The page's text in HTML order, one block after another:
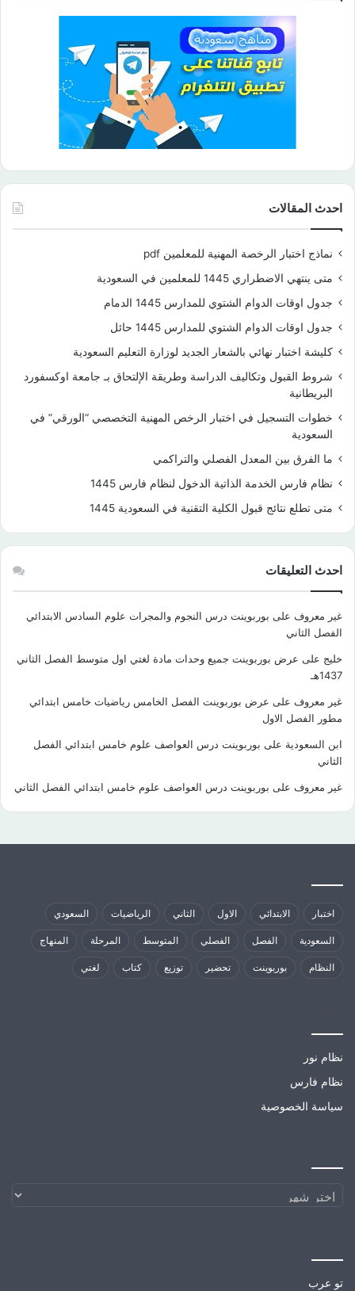
احدث المقالات
نماذج اختبار الرخصة المهنية للمعلمين pdf
متى ينتهي الاضطراري 1445 للمعلمين في السعودية
جدول اوقات الدوام الشتوي للمدارس 1445 الدمام
جدول اوقات الدوام الشتوي للمدارس 1445 حائل
كليشة اختبار نهائي بالشعار الجديد لوزارة التعليم السعودية
شروط القبول وتكاليف الدراسة وطريقة الإلتحاق بـ جامعة اوكسفورد
البريطانية
خطوات التسجيل في اختبار الرخص المهنية التخصصي “الورقي” في
السعودية
ما الفرق بين المعدل الفصلي والتراكمي
نظام فارس الخدمة الذاتية الدخول لنظام فارس 1445
متى تطلع نتائج قبول الكلية التقنية في السعودية 1445
احدث التعليقات
غير معروف على بوربوينت درس النجوم والمجرات علوم السادس الابتدائي
الفصل الثاني
خليج على عرض بوربوينت جميع وحدات مادة لغتي اول متوسط الفصل الثاني
1437هـ
غير معروف على عرض بوربوينت الفصل الخامس رياضيات خامس ابتدائي
مطور الفصل الاول
ابن السعودية على بوربوينت درس العواصف علوم خامس ابتدائي الفصل
الثاني
غير معروف على بوربوينت درس العواصف علوم خامس ابتدائي الفصل الثاني
اختبار الابتدائي الاول الثاني الرياضيات السعودي
السعودية الفصل الفصلي المتوسط المرحلة المنهاج
النظام بوربوينت تحضير توزيع كتاب لغتي
نظام نور
نظام فارس
سياسة الخصوصية
الارشيف
تو عرب